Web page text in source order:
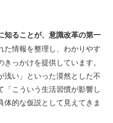
知ることが、意識改革の第一
た情報を整理し、わかりやす
っかけを提供しています。
浅い」といった漠然とした不
こういう生活習慣が影響し
的な仮説として見えてきま